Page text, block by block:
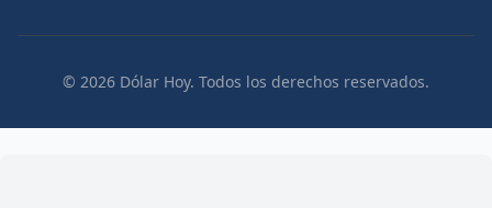
© 2026 Dólar Hoy. Todos los derechos reservados.